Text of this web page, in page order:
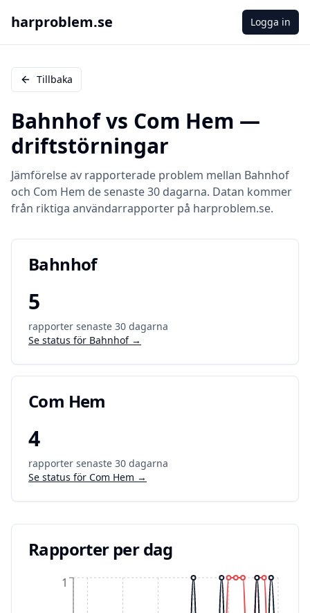
harproblem.se Logga in
Tillbaka
Bahnhofvs Com Hem —
driftstörningar
Jämförelse av rapporterade problem mellan Bahnhof
och Com Hem de senaste 30 dagarna. Datan kommer
från riktiga användarrapporter på harproblem.se.
Bahnhof
5
rapporter senaste 30 dagarna
Se status för Bahnhof→
Com Hem
4
rapporter senaste 30 dagarna
Se status för Com Hem →
Rapporter per dag
1